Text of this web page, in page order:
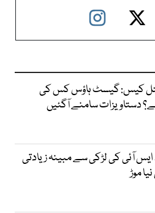
کیس: گیسٹ ہاؤس کس کی
دستاویزات سامنے آگئیں
ایس آئی کی لڑکی سے مبینہ زیادتی
موڑ